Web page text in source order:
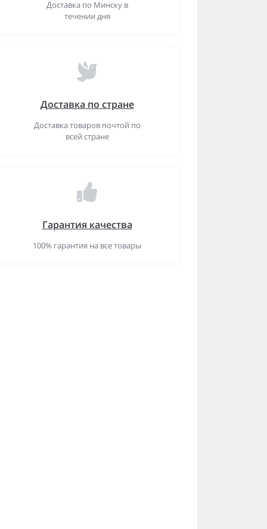
Доставка по Минску в
течении дня
Доставка по стране
Доставка товаров почтой по
всей стране
Гарантия качества
100% гарантия на все товары